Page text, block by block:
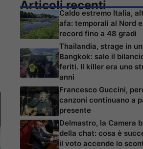
Articoli recenti
Caldo estremo Italia,
afa: temporali al Nord
record fino a 48 gradi
Thailandia, strage in
Bangkok: sale il
feriti. Il killer era uno
anni
Francesco Guccini,
canzoni continuano a
presente
Delmastro, la Camera
della chat: cosa è
il voto accende lo